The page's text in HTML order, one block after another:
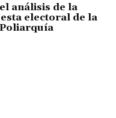
análisis de la
electoral de la